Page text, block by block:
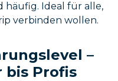
häufig. Ideal für alle,
verbinden wollen.
–
bis Profis